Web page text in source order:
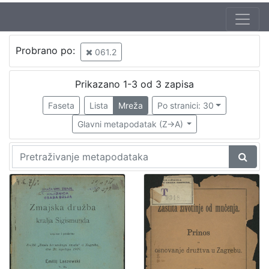
Jezik
hrvatski
Nakladnička
cjelina
Zagreb na pragu modernog doba
2
Družba "Braća Hrvatskoga Zmaja"
Gajeva tiskara
1
Probrano po: 061.2
Prikazano 1-3 od 3 zapisa
Faseta Lista Mreža
Po stranici: 30
Glavni metapodatak (Z->A)